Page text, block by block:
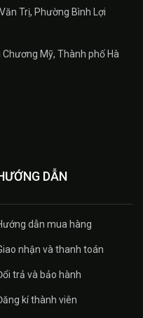
Trị, Phường Bình Lợi
Mỹ, Thành phố Hà
DẪN
dẫn mua hàng
nhận và thanh toán
trả và bảo hành
kí thành viên